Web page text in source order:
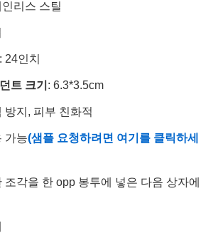
리스 스틸
: 24인치
트 크기: 6.3*3.5cm
방지, 피부 친화적
가능(샘플 요청하려면 여기를 클릭하세
조각을 한 opp 봉투에 넣은 다음 상자에